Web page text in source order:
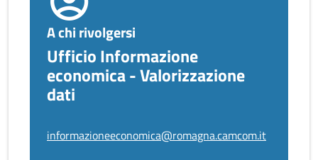
A chi rivolgersi
Ufficio Informazione
economica - Valorizzazione
dati
informazioneeconomica@romagna.camcom.it